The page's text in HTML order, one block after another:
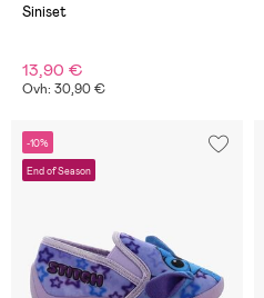
Siniset
13,90 €
Ovh: 30,90 €
-10%
End of Season